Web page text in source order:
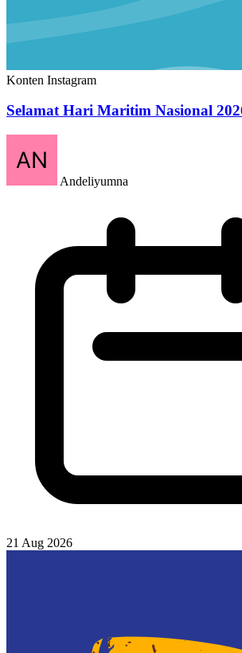
Konten Instagram
Selamat Hari Maritim Nasional
Andeliyumna
21 Aug 2026